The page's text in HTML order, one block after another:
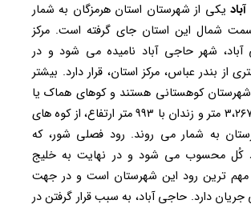
یکی از شهرستان استان هرمزگان به شمار
شمال این استان جای گرفته است. مرکز
شهر حاجی آباد نامیده می شود و در
کیلومتری از بندر عباس، مرکز استان، قرار دارد. بیشتر
کوهستانی هستند و کوهای هماک یا
فارغان با ارتفاع ۳،۲۶۷ متر و زندان با ۹۹۳ متر ارتفاع، از کوه های
به شمار می روند. رود فصلی شور، که
کُل محسوب می شود و در نهایت به خلیج
ترین رود این شهرستان است و در جهت
دارد. حاجی آباد، به سبب قرار گرفتن در